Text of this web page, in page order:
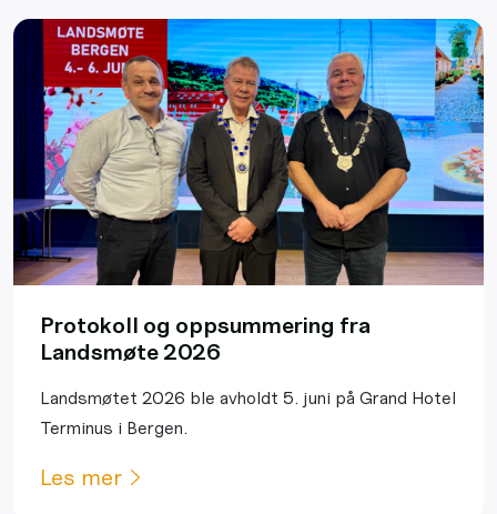
Protokoll og oppsummering fra
Landsmøte 2026
Landsmøtet 2026 ble avholdt 5. juni på Grand Hotel
Terminus i Bergen.
Les mer